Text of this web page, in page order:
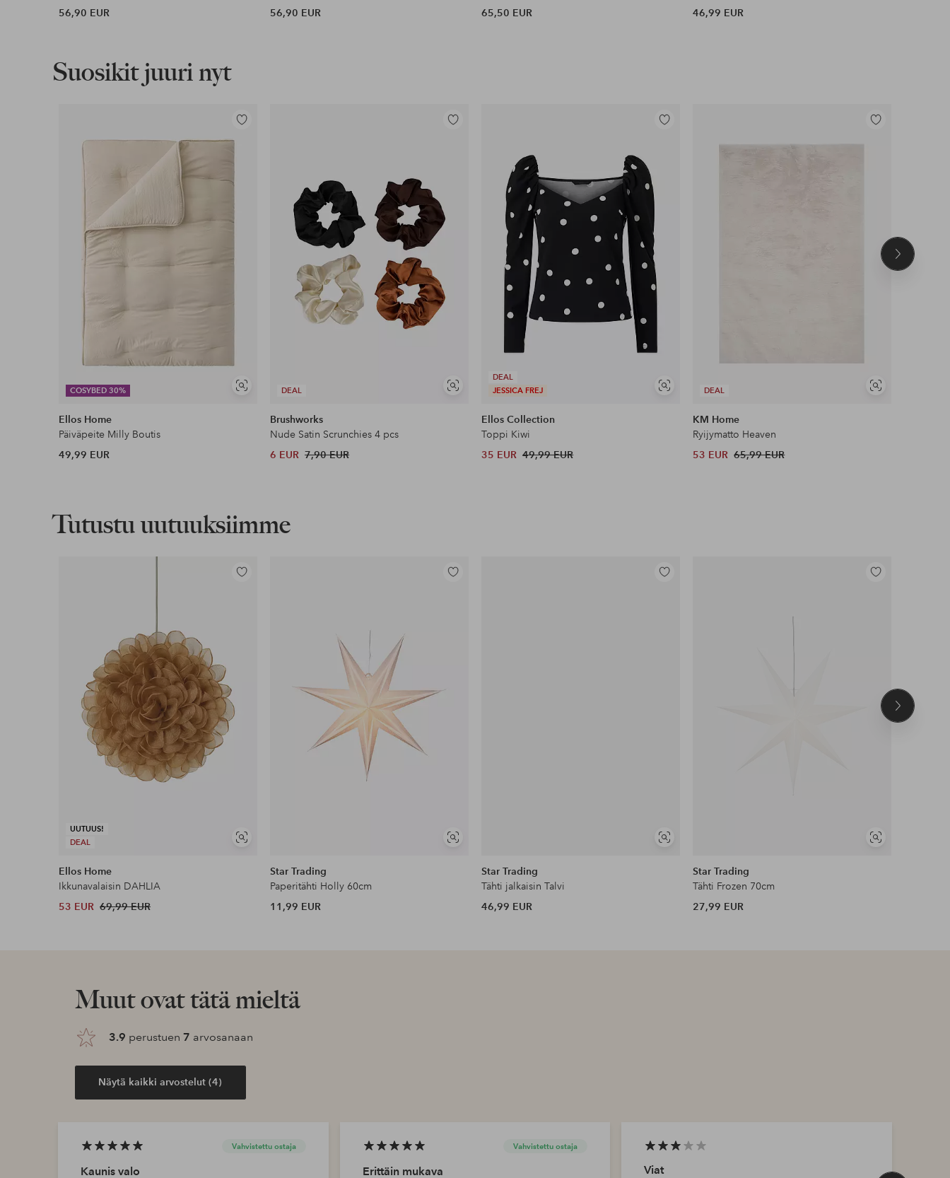
56,90 EUR
56,90 EUR
65,50 EUR
46,99 EUR
Suosikit juuri nyt
COSYBED 30%
Näytä
Lisää
suosikkeihin
Ellos Home
Päiväpeite Milly Boutis
49,99 EUR
DEAL
Näytä
Lisää
Brushworks
Nude Satin Scrunchies 4 pcs
6 EUR 7,90 EUR
DEAL
JESSICA FREJ
Näytä
Lisää
Ellos Collection
Toppi Kiwi
35 EUR 49,99 EUR
DEAL
Näytä
Lisää
KM Home
Ryijymatto Heaven
53 EUR 65,99 EUR
Seuraava
Tutustu uutuuksiimme
UUTUUS!
DEAL
Näytä
Lisää
Ellos Home
Ikkunavalaisin DAHLIA
53 EUR 69,99 EUR
Näytä
Lisää
Star Trading
Paperitähti Holly 60cm
11,99 EUR
Näytä
Lisää
Star Trading
Tähti jalkaisin Talvi
46,99 EUR
Näytä
Lisää
Star Trading
Tähti Frozen 70cm
27,99 EUR
Seuraava
Muut ovat tätä mieltä
3.9 perustuen 7 arvosanaan
Näytä kaikki arvostelut (4)
Vahvistettu ostaja
Kaunis valo
Vahvistettu ostaja
Erittäin mukava Viat